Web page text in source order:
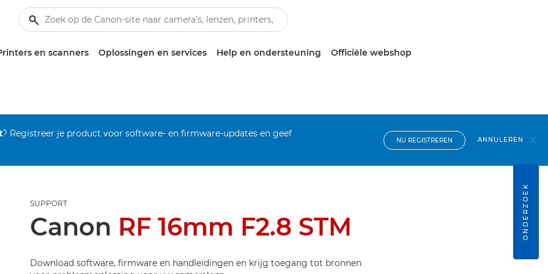
en scanners Oplossingen en services Help en ondersteuning Officiële webshop
? Registreer je product voor software- en firmware-updates en geef
NU REGISTREREN ANNULEREN
SUPPORT
Canon RF 16mm F2.8 STM
Download software, firmware en handleidingen en krijg toegang tot bronnen
ONDERZOEK